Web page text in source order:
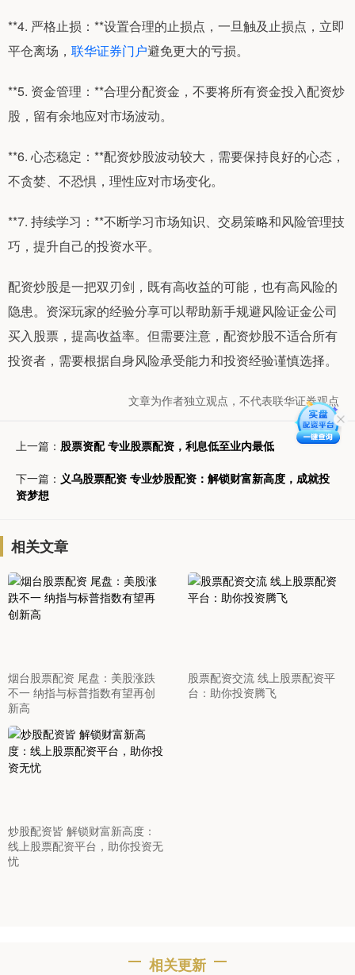
**4. 严格止损：**设置合理的止损点，一旦触及止损点，立即
平仓离场， 联华证券门户避免更大的亏损。
**5. 资金管理：**合理分配资金，不要将所有资金投入配资炒
股，留有余地应对市场波动。
**6. 心态稳定：**配资炒股波动较大，需要保持良好的心态，
不贪婪、不恐惧，理性应对市场变化。
**7. 持续学习：**不断学习市场知识、交易策略和风险管理技
巧，提升自己的投资水平。
配资炒股是一把双刃剑，既有高收益的可能，也有高风险的
隐患。资深玩家的经验分享可以帮助新手规避风险证金公司
买入股票，提高收益率。但需要注意，配资炒股不适合所有
投资者，需要根据自身风险承受能力和投资经验谨慎选择。
文章为作者独立观点，不代表联华证券观点
上一篇： 股票资配 专业股票配资，利息低至业内最低
下一篇： 义乌股票配资 专业炒股配资：解锁财富新高度，成就投
资梦想
相关文章
烟台股票配资 尾盘：美股涨跌
不一 纳指与标普指数有望再创
新高
股票配资交流 线上股票配资平
台：助你投资腾飞
炒股配资皆 解锁财富新高度：
线上股票配资平台，助你投资无
忧
相关更新